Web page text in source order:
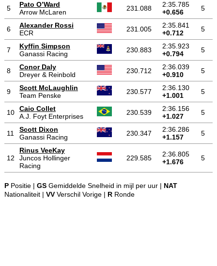
5
Pato O’Ward
Arrow McLaren
231.088
2:35.785
+0.656
5
6
Alexander Rossi
ECR
231.005
2:35.841
+0.712
5
7
Kyffin Simpson
Ganassi Racing
230.883
2:35.923
+0.794
5
8
Conor Daly
Dreyer & Reinbold
230.712
2:36.039
+0.910
5
9
Scott McLaughlin
Team Penske
230.577
2:36.130
+1.001
5
10
Caio Collet
A.J. Foyt Enterprises
230.539
2:36.156
+1.027
5
11
Scott Dixon
Ganassi Racing
230.347
2:36.286
+1.157
5
12
Rinus VeeKay
Juncos Hollinger
Racing
229.585
2:36.805
+1.676
5
PPositie | GSGemiddelde Snelheid in mijl per uur | NAT
Nationaliteit | VVVerschil Vorige | RRonde